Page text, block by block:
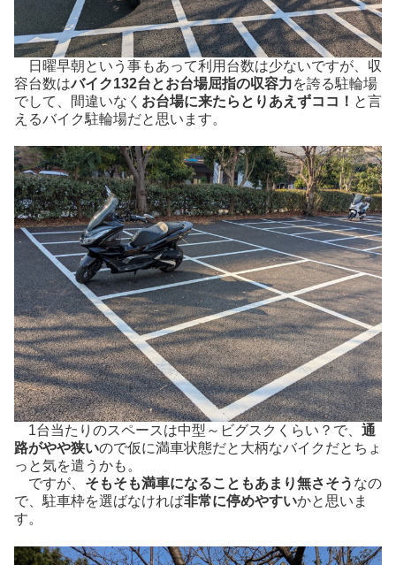
日曜早朝という事もあって利用台数は少ないですが、収
容台数はバイク132台とお台場屈指の収容力を誇る駐輪場
でして、間違いなく お台場に来たらとりあえずココ！ と言
えるバイク駐輪場だと思います。
1台当たりのスペースは中型～ビグスクくらい？で、 通
路がやや狭いので仮に満車状態だと大柄なバイクだとちょ
っと気を遣うかも。
ですが、 そもそも満車になることもあまり無さそう なの
で、駐車枠を選ばなければ非常に停めやすいかと思いま
す。